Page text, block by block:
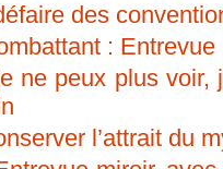
des
:
ne peux plus voir,
l’attrait du